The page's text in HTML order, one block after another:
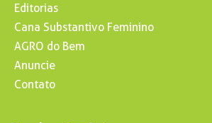
Editorias
Cana Substantivo Feminino
AGRO do Bem
Anuncie
Contato